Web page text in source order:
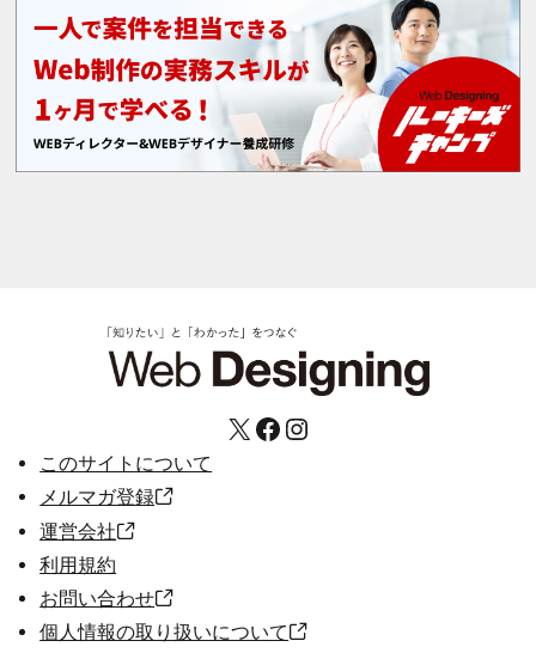
X Facebook Instagram
このサイトについて
メルマガ登録
運営会社
利用規約
お問い合わせ
個人情報の取り扱いについて